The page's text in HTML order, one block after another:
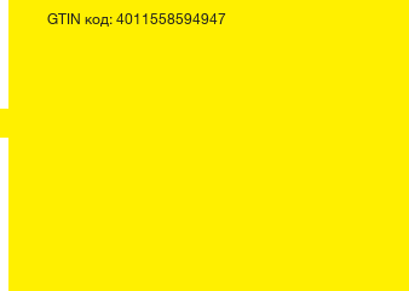
GTIN код: 4011558594947